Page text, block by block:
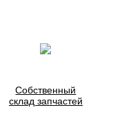
Собственный
склад запчастей